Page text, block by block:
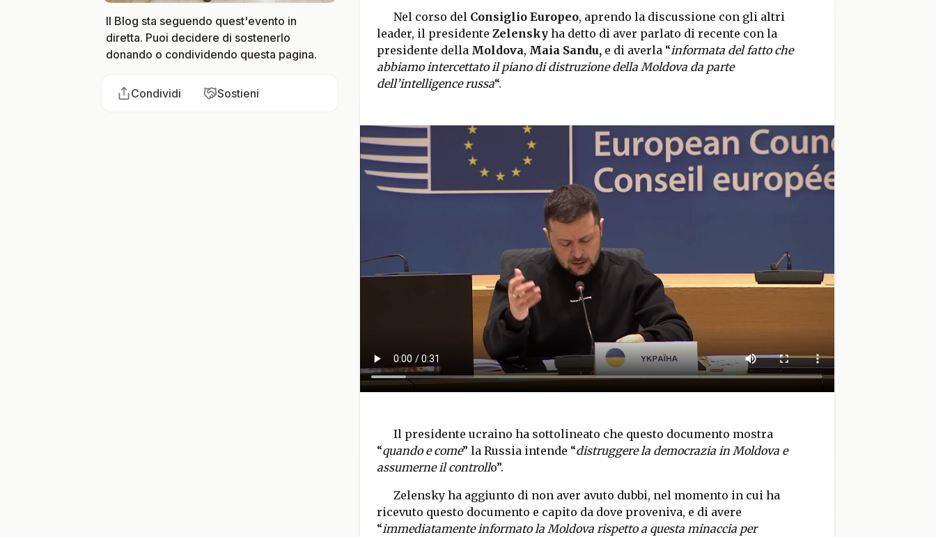
Il Blog sta seguendo quest'evento in
diretta. Puoi decidere di sostenerlo
donando o condividendo questa pagina.
Condividi Sostieni
Nel corso delConsiglio Europeo, aprendo la discussione con gli altri
leader, il presidente Zelenskyha detto di aver parlato di recente con la
presidente della Moldova, Maia Sandu,e di averla “informata del fatto che
abbiamo intercettato il piano di distruzione della Moldova da parte
dell’intelligence russa“.
Il presidente ucraino ha sottolineato che questo documento mostra
“quando e come” la Russia intende “distruggere la democrazia in Moldova e
assumerne il controllo”.
Zelensky ha aggiunto di non aver avuto dubbi, nel momento in cui ha
ricevuto questo documento e capito da dove proveniva, e di avere
“immediatamente informato la Moldova rispetto a questa minaccia per